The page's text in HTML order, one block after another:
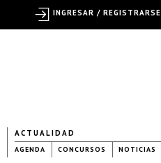
ACTUALIDAD
AGENDA CONCURSOS NOTICIAS
INGRESAR / REGISTRARSE